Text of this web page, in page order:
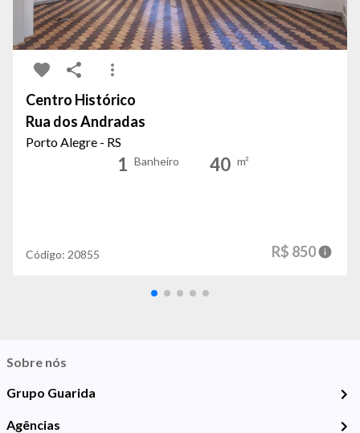
Centro Histórico
Rua dos Andradas
Porto Alegre - RS
1 Banheiro 40 m²
Código: 20855 R$ 850
Sobre nós
Grupo Guarida
Agências